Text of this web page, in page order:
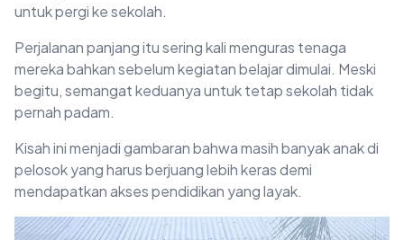
untuk pergi ke sekolah.
Perjalanan panjang itu sering kali menguras tenaga
mereka bahkan sebelum kegiatan belajar dimulai. Meski
begitu, semangat keduanya untuk tetap sekolah tidak
pernah padam.
Kisah ini menjadi gambaran bahwa masih banyak anak di
pelosok yang harus berjuang lebih keras demi
mendapatkan akses pendidikan yang layak.